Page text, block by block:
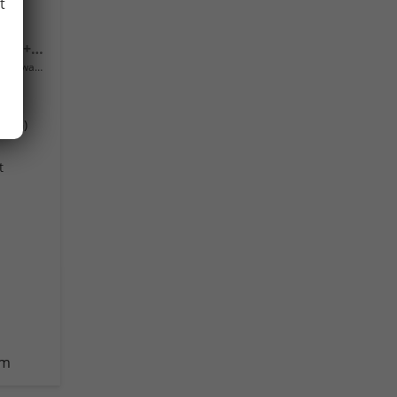
Trend 115PS DSG AppConnect+Sitzheizung+PDC+Alu16+LED+DAB+FrontAssist
Neuwagen